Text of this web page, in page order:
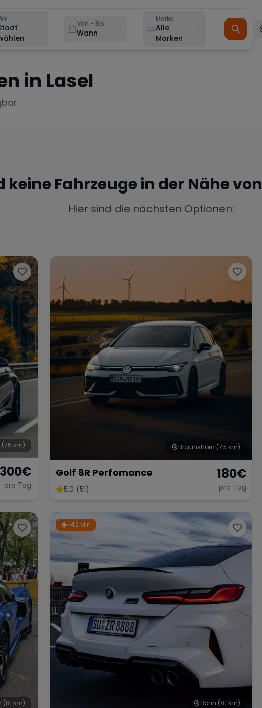
Von - Bis
Wann
Marke
Alle
Marken
in Lasel
Fahrzeuge in der Nähe von
Hier sind die nächsten Optionen:
(75 km)
300€
pro Tag
Braunshorn (75 km)
Golf 8R Perfomance
5.0 (51)
180€
pro Tag
(81 km)
~42 Min
Bonn (81 km)